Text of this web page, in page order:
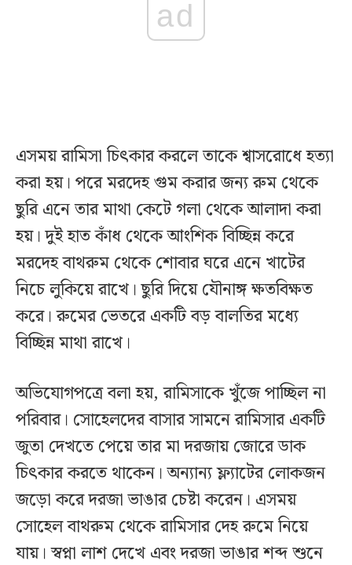
ad
এসময় রামিসা চিৎকার করলে তাকে শ্বাসরোধে হত্যা
করা হয়। পরে মরদেহ গুম করার জন্য রুম থেকে
ছুরি এনে তার মাথা কেটে গলা থেকে আলাদা করা
হয়। দুই হাত কাঁধ থেকে আংশিক বিচ্ছিন্ন করে
মরদেহ বাথরুম থেকে শোবার ঘরে এনে খাটের
নিচে লুকিয়ে রাখে। ছুরি দিয়ে যৌনাঙ্গ ক্ষতবিক্ষত
করে। রুমের ভেতরে একটি বড় বালতির মধ্যে
বিচ্ছিন্ন মাথা রাখে।
অভিযোগপত্রে বলা হয়, রামিসাকে খুঁজে পাচ্ছিল না
পরিবার। সোহেলদের বাসার সামনে রামিসার একটি
জুতা দেখতে পেয়ে তার মা দরজায় জোরে ডাক
চিৎকার করতে থাকেন। অন্যান্য ফ্ল্যাটের লোকজন
জড়ো করে দরজা ভাঙার চেষ্টা করেন। এসময়
সোহেল বাথরুম থেকে রামিসার দেহ রুমে নিয়ে
যায়। স্বপ্না লাশ দেখে এবং দরজা ভাঙার শব্দ শুনে